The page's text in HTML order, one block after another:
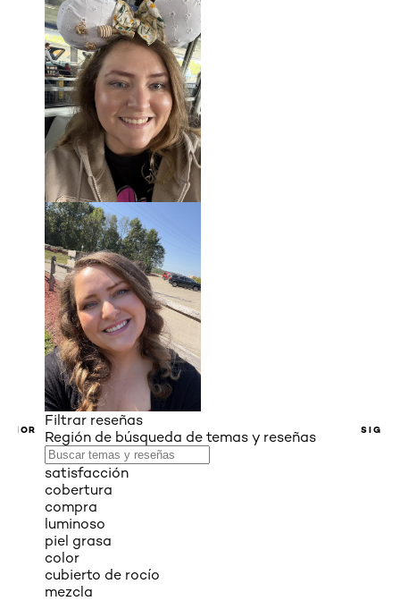
Filtrar reseñas
Región de búsqueda de temas y reseñas
satisfacción
cobertura
compra
luminoso
piel grasa
color
cubierto de rocío
mezcla